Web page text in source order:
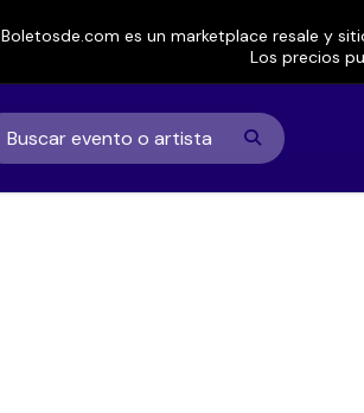
Boletosde.com es un marketplace resale y
Los precios